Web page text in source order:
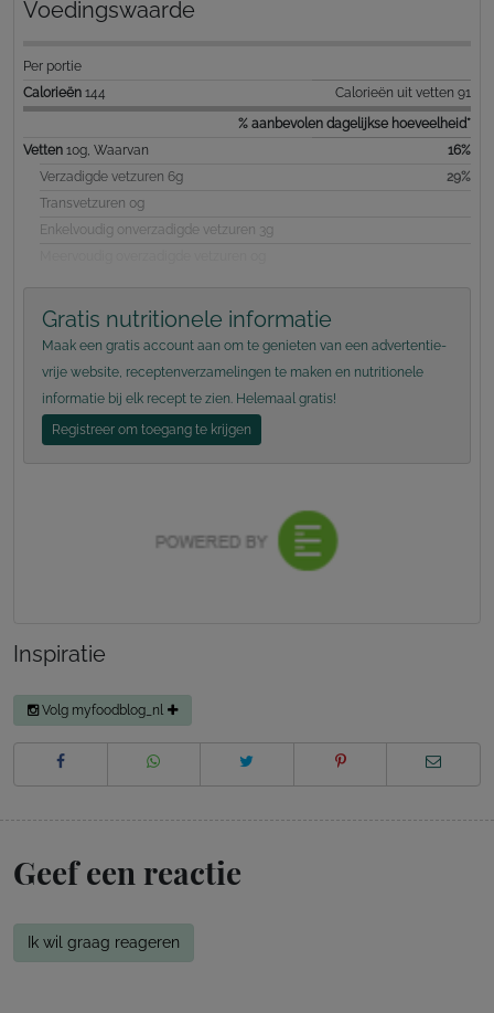
Voedingswaarde
Per portie
Calorieën 144
Calorieën uit vetten 91
% aanbevolen dagelijkse hoeveelheid*
Vetten 10g, Waarvan
16%
Verzadigde vetzuren 6g
29%
Transvetzuren 0g
Enkelvoudig onverzadigde vetzuren 3g
Gratis nutritionele informatie
Maak een gratis account aan om te genieten van een advertentie-
vrije website, receptenverzamelingen te maken en nutritionele
informatie bij elk recept te zien. Helemaal gratis!
Registreer om toegang te krijgen
Inspiratie
Volg myfoodblog_nl
Geef een reactie
Ik wil graag reageren